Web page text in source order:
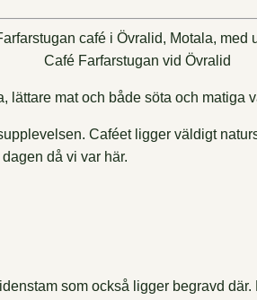
Café Farfarstugan vid Övralid
lättare mat och både söta och matiga
Caféet ligger väldigt
då vi var här.
som också ligger begravd